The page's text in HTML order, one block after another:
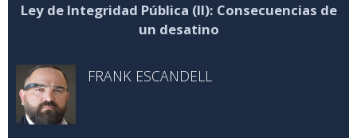
Ley de Integridad Pública (II): Consecuencias de
un desatino
FRANK ESCANDELL